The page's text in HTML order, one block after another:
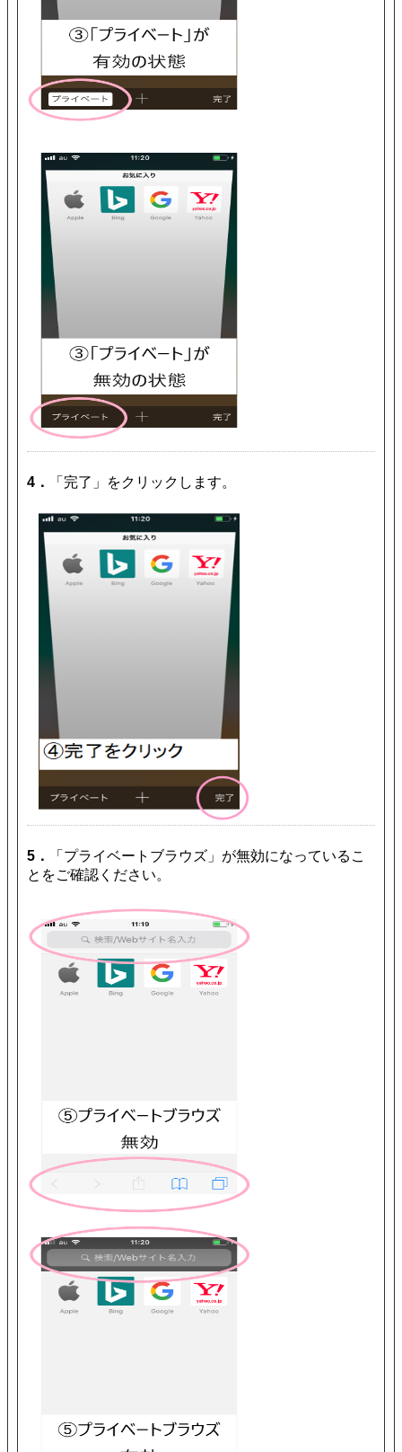
4． 「完了」をクリックします。
5．
「プライベートブラウズ」が無効になっているこ
とをご確認ください。